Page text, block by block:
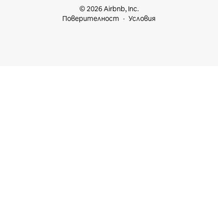
© 2026 Airbnb, Inc.
Поверителност
Условия